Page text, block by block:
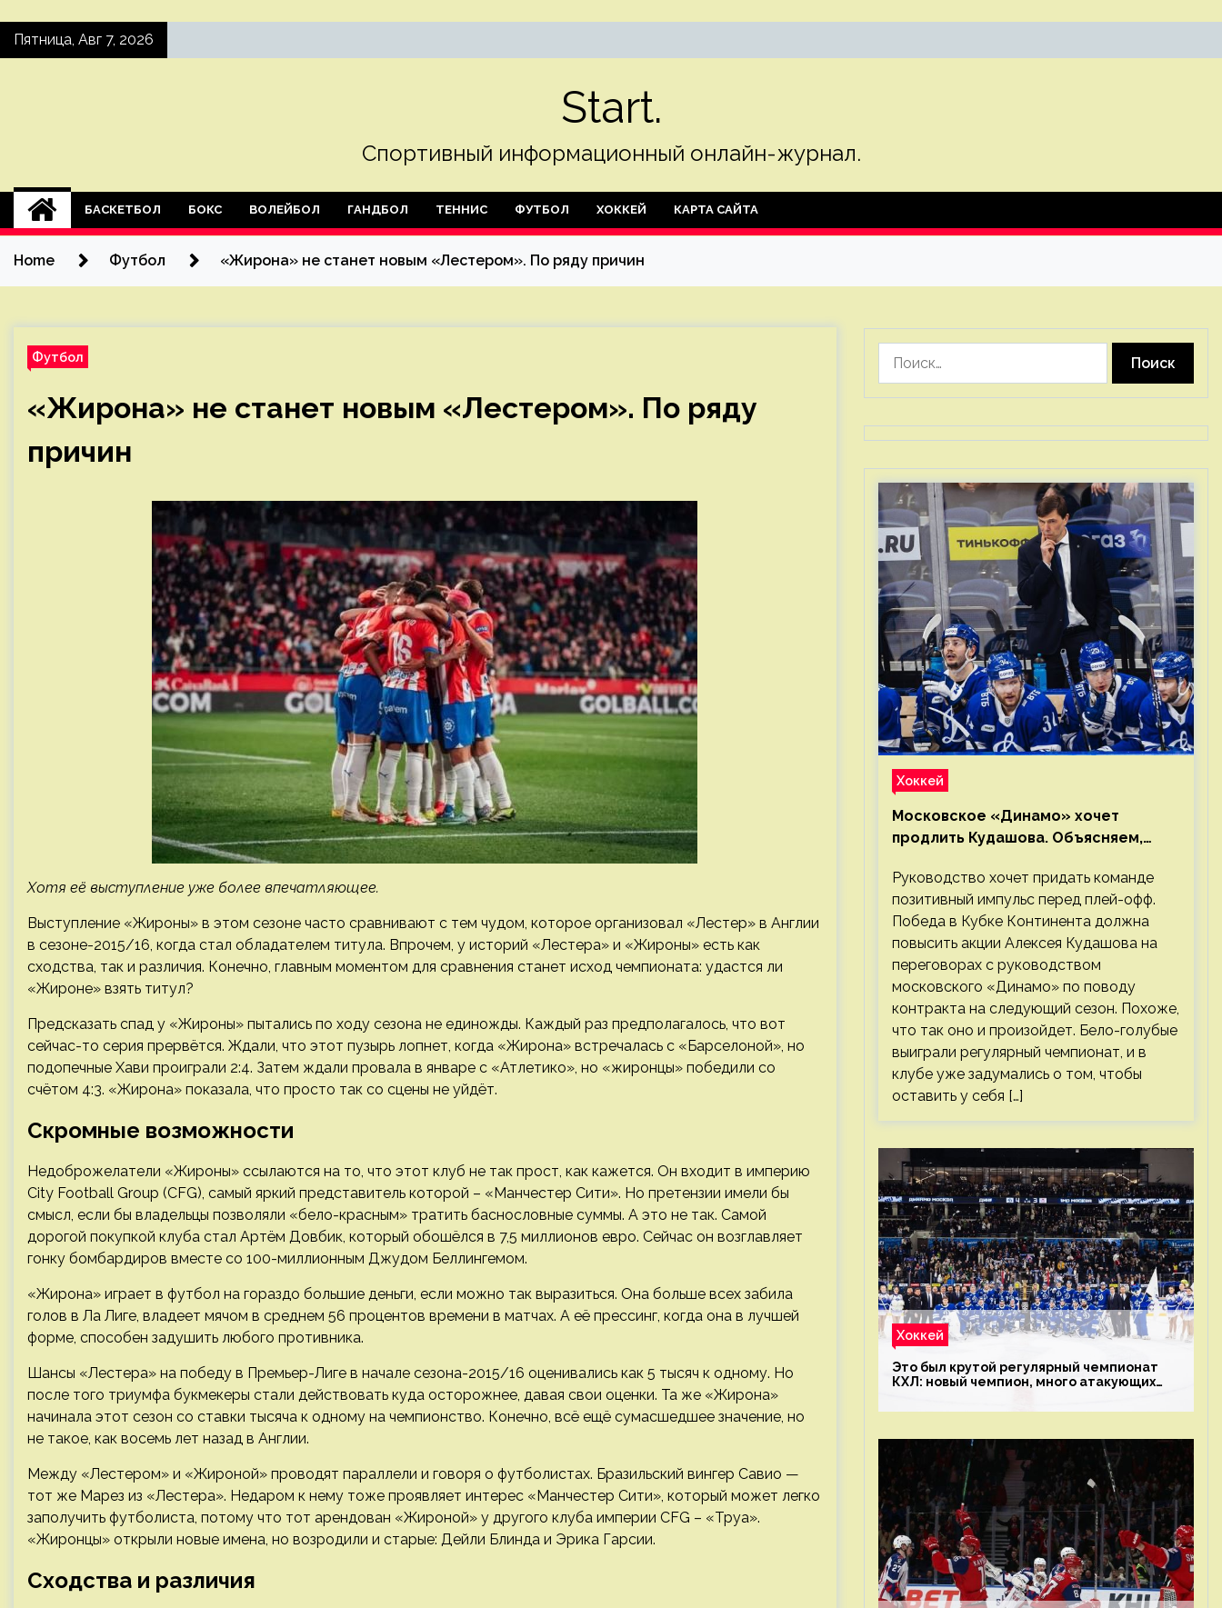
SkipПятница, Авг 7, 2026
Start.
Спортивный информационный онлайн-журнал.
БАСКЕТБОЛ БОКС ВОЛЕЙБОЛ ГАНДБОЛ ТЕННИС ФУТБОЛ ХОККЕЙ КАРТА САЙТА
Home Футбол «Жирона» не станет новым «Лестером». По ряду причин
Футбол
«Жирона» не станет новым «Лестером». По ряду
причин
Хотя её выступление уже более впечатляющее.
Выступление «Жироны» в этом сезоне часто сравнивают с тем чудом, которое организовал «Лестер» в Англии
в сезоне-2015/16, когда стал обладателем титула. Впрочем, у историй «Лестера» и «Жироны» есть как
сходства, так и различия. Конечно, главным моментом для сравнения станет исход чемпионата: удастся ли
«Жироне» взять титул?
Предсказать спад у «Жироны» пытались по ходу сезона не единожды. Каждый раз предполагалось, что вот
сейчас-то серия прервётся. Ждали, что этот пузырь лопнет, когда «Жирона» встречалась с «Барселоной», но
подопечные Хави проиграли 2:4. Затем ждали провала в январе с «Атлетико», но «жиронцы» победили со
счётом 4:3. «Жирона» показала, что просто так со сцены не уйдёт.
Скромные возможности
Недоброжелатели «Жироны» ссылаются на то, что этот клуб не так прост, как кажется. Он входит в империю
City Football Group (CFG), самый яркий представитель которой – «Манчестер Сити». Но претензии имели бы
смысл, если бы владельцы позволяли «бело-красным» тратить баснословные суммы. А это не так. Самой
дорогой покупкой клуба стал Артём Довбик, который обошёлся в 7,5 миллионов евро. Сейчас он возглавляет
гонку бомбардиров вместе со 100-миллионным Джудом Беллингемом.
«Жирона» играет в футбол на гораздо большие деньги, если можно так выразиться. Она больше всех забила
голов в Ла Лиге, владеет мячом в среднем 56 процентов времени в матчах. А её прессинг, когда она в лучшей
форме, способен задушить любого противника.
Шансы «Лестера» на победу в Премьер-Лиге в начале сезона-2015/16 оценивались как 5 тысяч к одному. Но
после того триумфа букмекеры стали действовать куда осторожнее, давая свои оценки. Та же «Жирона»
начинала этот сезон со ставки тысяча к одному на чемпионство. Конечно, всё ещё сумасшедшее значение, но
не такое, как восемь лет назад в Англии.
Между «Лестером» и «Жироной» проводят параллели и говоря о футболистах. Бразильский вингер Савио —
тот же Марез из «Лестера». Недаром к нему тоже проявляет интерес «Манчестер Сити», который может легко
заполучить футболиста, потому что тот арендован «Жироной» у другого клуба империи CFG – «Труа».
«Жиронцы» открыли новые имена, но возродили и старые: Дейли Блинда и Эрика Гарсии.
Сходства и различия
Хоккей
Московское «Динамо» хочет
продлить Кудашова. Объясняем,
Руководство хочет придать команде
позитивный импульс перед плей-офф.
Победа в Кубке Континента должна
повысить акции Алексея Кудашова на
переговорах с руководством
московского «Динамо» по поводу
контракта на следующий сезон. Похоже,
что так оно и произойдет. Бело-голубые
выиграли регулярный чемпионат, и в
клубе уже задумались о том, чтобы
оставить у себя […]
Хоккей
Это был крутой регулярный чемпионат
КХЛ: новый чемпион, много атакующих